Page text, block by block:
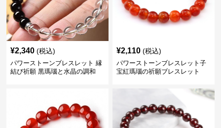
¥2,340 (税込)
パワーストーンブレスレット 縁
結び祈願 黒瑪瑙と水晶の調和
¥2,110 (税込)
パワーストーンブレスレット子
宝紅瑪瑙の祈願ブレスレット